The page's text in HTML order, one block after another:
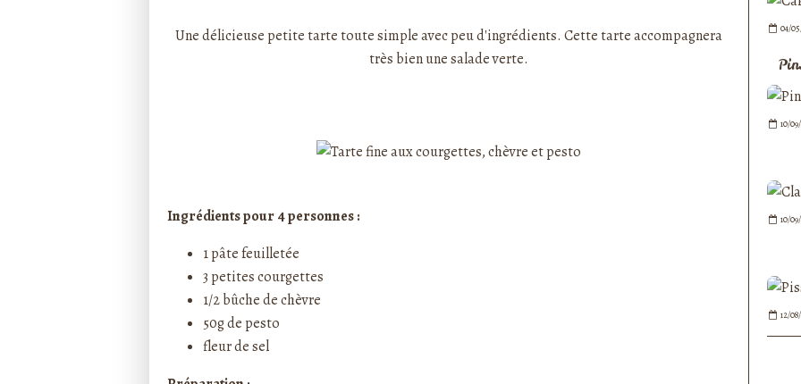
Une délicieuse petite tarte toute simple avec peu d'ingrédients. Cette tarte accompagnera
très bien une salade verte.
Ingrédients pour 4 personnes :
1 pâte feuilletée
3 petites courgettes
1/2 bûche de chèvre
50g de pesto
fleur de sel
04/
10/
10/
12/